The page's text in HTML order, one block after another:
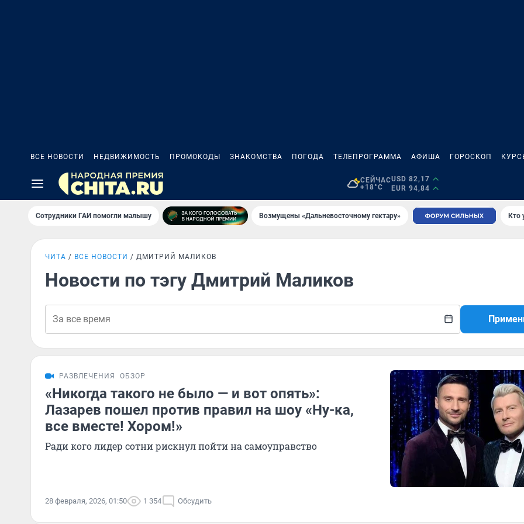
ВСЕ НОВОСТИ НЕДВИЖИМОСТЬ ПРОМОКОДЫ ЗНАКОМСТВА ПОГОДА ТЕЛЕПРОГРАММА АФИША ГОРОСКОП
СЕЙЧАС
+18°C
USD 82,17
EUR 94,84
Сотрудники ГАИ помогли малышу Возмущены «Дальневосточному гектару» Кто
ЧИТА ВСЕ НОВОСТИ ДМИТРИЙ МАЛИКОВ
Новости по тэгу Дмитрий Маликов
РАЗВЛЕЧЕНИЯ ОБЗОР
«Никогда такого не было — и вот опять»:
Лазарев пошел против правил на шоу «Ну-ка,
все вместе! Хором!»
Ради кого лидер сотни рискнул пойти на самоуправство
28 февраля, 2026, 01:50 1 354 Обсудить